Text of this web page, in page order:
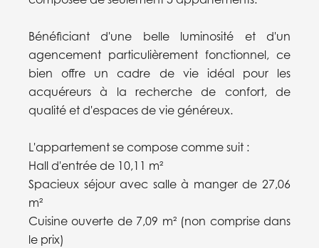
Bénéficiant d'une belle luminosité et d'un
agencement particulièrement fonctionnel, ce
bien offre un cadre de vie idéal pour les
acquéreurs à la recherche de confort, de
qualité et d'espaces de vie généreux.
L'appartement se compose comme suit :
Hall d'entrée de 10,11 m²
Spacieux séjour avec salle à manger de 27,06
m²
Cuisine ouverte de 7,09 m² (non comprise dans
le prix)